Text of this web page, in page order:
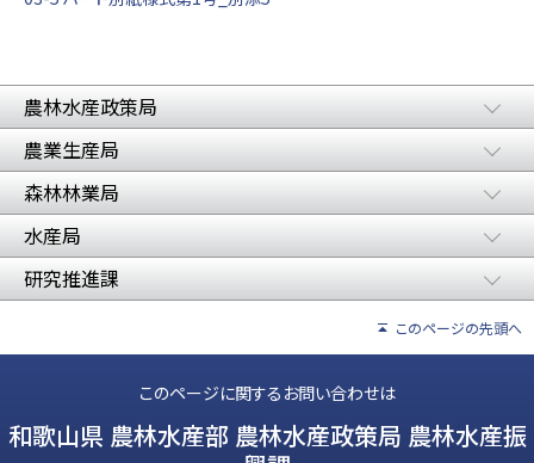
農林水産政策局
農業生産局
森林林業局
水産局
研究推進課
このページの先頭へ
このページに関するお問い合わせは
和歌山県 農林水産部 農林水産政策局 農林水産振